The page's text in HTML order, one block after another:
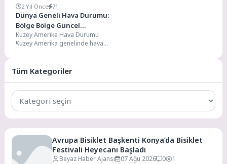
2 Yıl Önce 71
Dünya Geneli Hava Durumu:
Bölge Bölge Güncel
Tahminler
Kuzey Amerika Hava Durumu
Kuzey Amerika genelinde hava
Tüm Kategoriler
Tüm
Kategoriler
Avrupa Bisiklet Başkenti Konya’da Bisiklet
Festivali Heyecanı Başladı
Beyaz Haber Ajansı 07 Ağu 2026 0 1